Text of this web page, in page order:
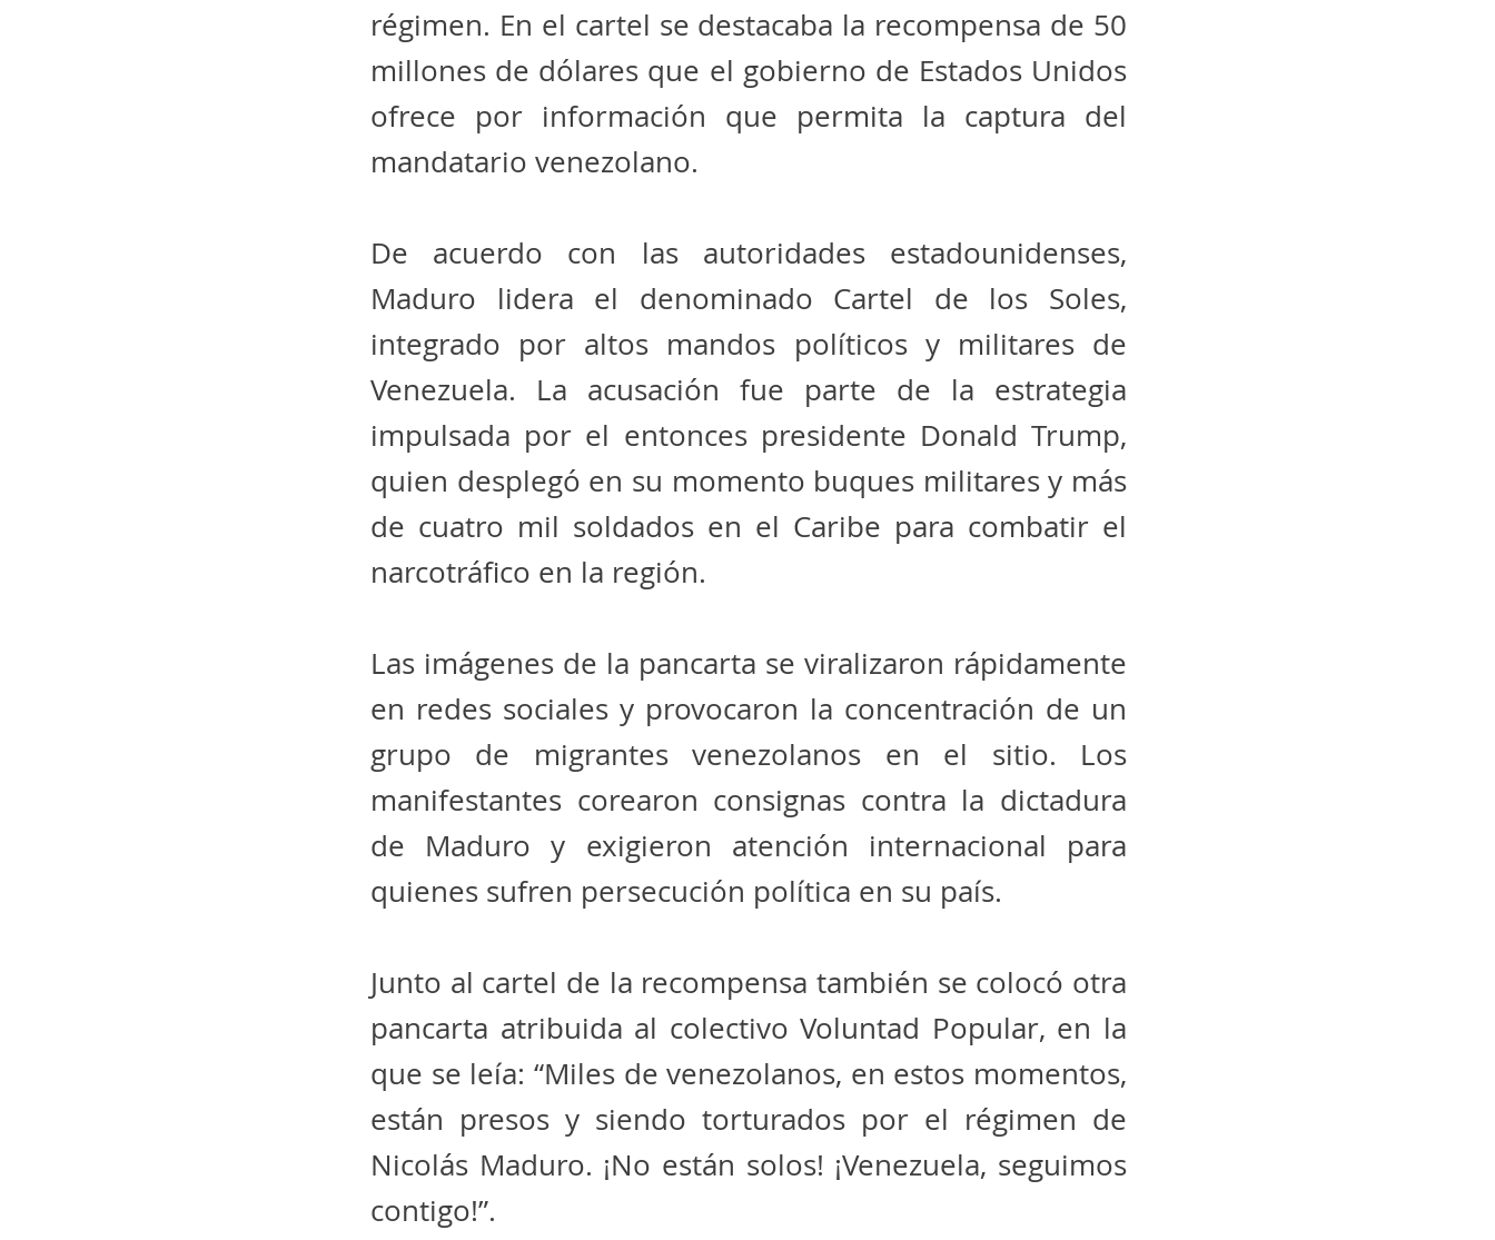
régimen. En el cartel se destacaba la recompensa de 50
millones de dólares que el gobierno de Estados Unidos
ofrece por información que permita la captura del
mandatario venezolano.
De acuerdo con las autoridades estadounidenses,
Maduro lidera el denominado Cartel de los Soles,
integrado por altos mandos políticos y militares de
Venezuela. La acusación fue parte de la estrategia
impulsada por el entonces presidente Donald Trump,
quien desplegó en su momento buques militares y más
de cuatro mil soldados en el Caribe para combatir el
narcotráfico en la región.
Las imágenes de la pancarta se viralizaron rápidamente
en redes sociales y provocaron la concentración de un
grupo de migrantes venezolanos en el sitio. Los
manifestantes corearon consignas contra la dictadura
de Maduro y exigieron atención internacional para
quienes sufren persecución política en su país.
Junto al cartel de la recompensa también se colocó otra
pancarta atribuida al colectivo Voluntad Popular, en la
que se leía: “Miles de venezolanos, en estos momentos,
están presos y siendo torturados por el régimen de
Nicolás Maduro. ¡No están solos! ¡Venezuela, seguimos
contigo!”.